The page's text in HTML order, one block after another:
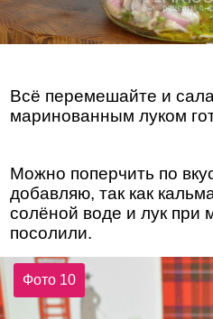
Всё перемешайте и
маринованным луком
Можно поперчить по
добавляю, так как
солёной воде и лук при
посолили.
Фото 10